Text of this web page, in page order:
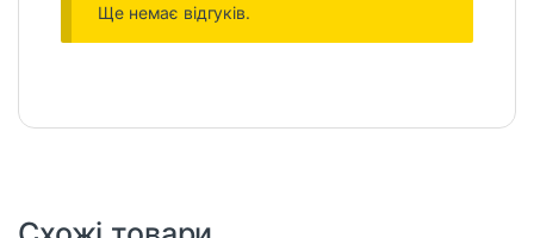
Ще немає відгуків.